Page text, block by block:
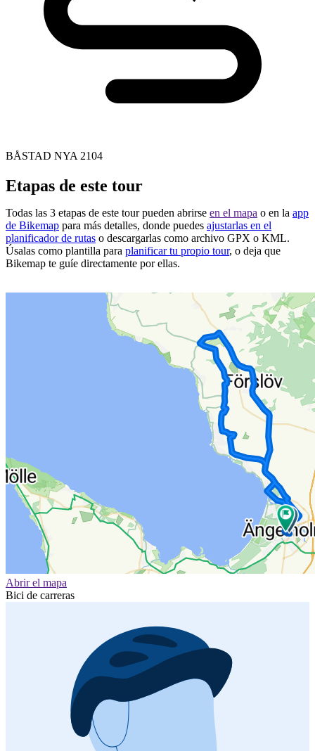
BÅSTAD NYA 2104
Etapas de este tour
Todas las 3 etapas de este tour pueden abrirse en el mapa o en la app
de Bikemap para más detalles, donde puedes ajustarlas en el
planificador de rutas o descargarlas como archivo GPX o KML.
Úsalas como plantilla para planificar tu propio tour, o deja que
Bikemap te guíe directamente por ellas.
Abrir el mapa
Bici de carreras